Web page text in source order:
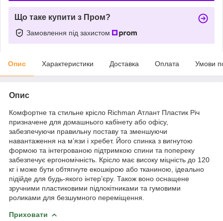
Що таке купити з Пром?
Замовлення під захистом
Опис Характеристики Доставка Оплата Умови
Опис
Комфортне та стильне крісло Richman Атлант Пластик Річ
призначене для домашнього кабінету або офісу,
забезпечуючи правильну поставу та зменшуючи
навантаження на м’язи і хребет. Його спинка з вигнутою
формою та інтегрованою підтримкою спини та попереку
забезпечує ергономічність. Крісло має високу міцність до 120
кг і може бути обтягнуте екошкірою або тканиною, ідеально
підійде для будь-якого інтер’єру. Також воно оснащене
зручними пластиковими підлокітниками та гумовими
роликами для безшумного переміщення.
Приховати